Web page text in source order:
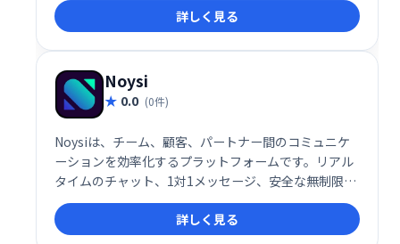
詳しく見る
Noysi
0.0 (0件)
Noysiは、チーム、顧客、パートナー間のコミュニケ
ーションを効率化するプラットフォームです。リアル
タイムのチャット、1対1メッセージ、安全な無制限ク
ラウドストレージ、高度なタスクマネージャーなどを
提供。ビデオ通話、画面共有、ファイル共有にも対応
し、プロジェクトの整理や進捗管理をスムーズに行え
詳しく見る